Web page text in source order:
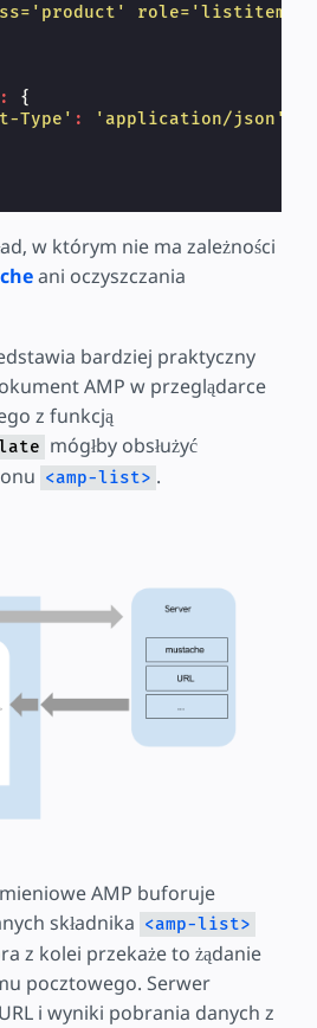
:
{
Type' : 'application/json'
w którym nie ma zależności
ani oczyszczania
bardziej praktyczny
AMP w przeglądarce
z funkcją
mógłby obsłużyć
<amp-list> .
AMP buforuje
składnika <amp-list>
z kolei przekaże to żądanie
pocztowego. Serwer
i wyniki pobrania danych z